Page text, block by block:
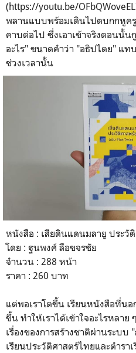
(https://youtu.be/
พลานแบบพร้อมเดินไปตบกกหูค
คาบต่อไป ซึ่งเอาเข้าจริงตอนนั้น
อะไร" ขนาดคำว่า "อธิปไตย" แท
ช่วงเวลานั้น
หนังสือ : เสียดินแดนมลายู ประวั
โดย : ฐนพงศ์ ลือขจรชัย
จำนวน : 288 หน้า
ราคา : 260 บาท
แต่พอเราโตขึ้น เรียนหนังสือที่น
ขึ้น ทำให้เราได้เข้าใจอะไรหลาย
เรื่องของการสร้างชาติผ่านระบ
เรียนประวัติศาสตร์ไทยและตำร